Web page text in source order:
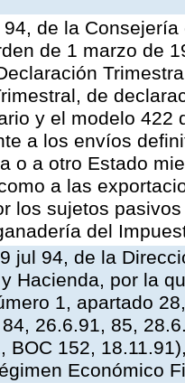
de la
de 1 marzo de
de
y el modelo 422
a los envíos
o a otro Estado
a las
los sujetos
del
jul 94, de la
Hacienda, por la
1, apartado
26.6.91, 85,
BOC 152,
Económico